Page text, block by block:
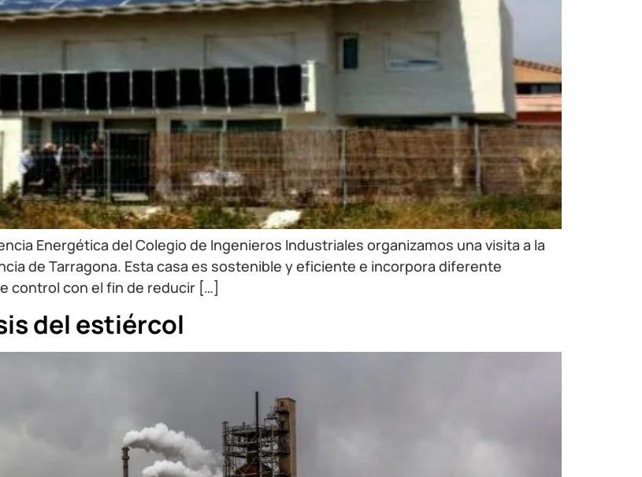
Energética del Colegio de Ingenieros Industriales organizamos una visita a la
de Tarragona. Esta casa es sostenible y eficiente e incorpora diferente
control con el fin de reducir […]
del estiércol